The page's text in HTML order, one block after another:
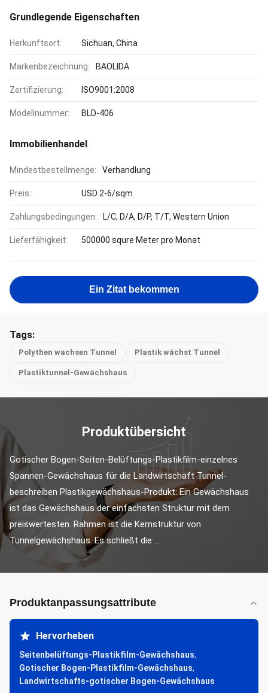
Grundlegende Eigenschaften
Herkunftsort: Sichuan, China
Markenbezeichnung: BAOLIDA
Zertifizierung: ISO9001:2008
Modellnummer: BLD-406
Immobilienhandel
Mindestbestellmenge: Verhandlung
Preis: USD 2-6/sqm
Zahlungsbedingungen: L/C, D/A, D/P, T/T, Western Union
Lieferfähigkeit: 500000 squre Meter pro Monat
Ein Zitat bekommen
Tags:
Polythen wachsen Tunnel Plastik wächst Tunnel
Plastiktunnel-Gewächshaus
Produktübersicht
Gotischer Bogen-Seiten-Belüftungs-Plastikfilm-einzelnes
Spannen-Gewächshaus für die Landwirtschaft Tunnel-
beschreiben Plastikgewächshaus-Produkt: Ein Gewächshaus
ist das Gewächshaus der einfachsten Struktur mit dem
preiswertesten. Rahmen ist die Kernstruktur von
Tunnelgewächshaus. Es schließt die ...
Produktanpassungsattribute
Hervorheben
Seitenbelüftungs-Plastikfilm-Gewächshaus,
Gotischer Bogen-Plastikfilm-Gewächshaus,
Landwirtschafts-gotischer Bogen-Gewächshaus